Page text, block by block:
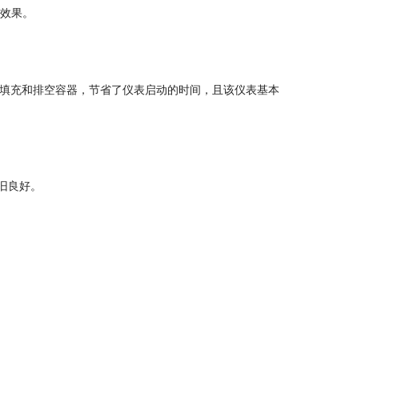
果。
充和排空容器，节省了仪表启动的时间，且该仪表基本
好。